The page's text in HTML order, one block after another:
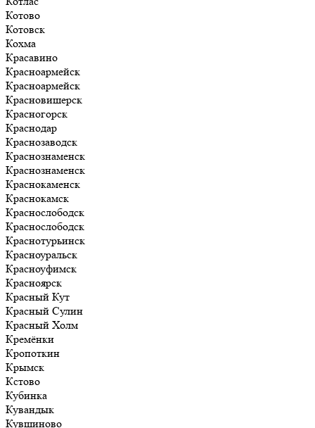
Котово
Котовск
Кохма
Красавино
Красноармейск
Красноармейск
Красновишерск
Красногорск
Краснодар
Краснозаводск
Краснознаменск
Краснознаменск
Краснокаменск
Краснокамск
Краснослободск
Краснослободск
Краснотурьинск
Красноуральск
Красноуфимск
Красноярск
Красный Кут
Красный Сулин
Красный Холм
Кремёнки
Кропоткин
Крымск
Кстово
Кубинка
Кувандык
Кувшиново